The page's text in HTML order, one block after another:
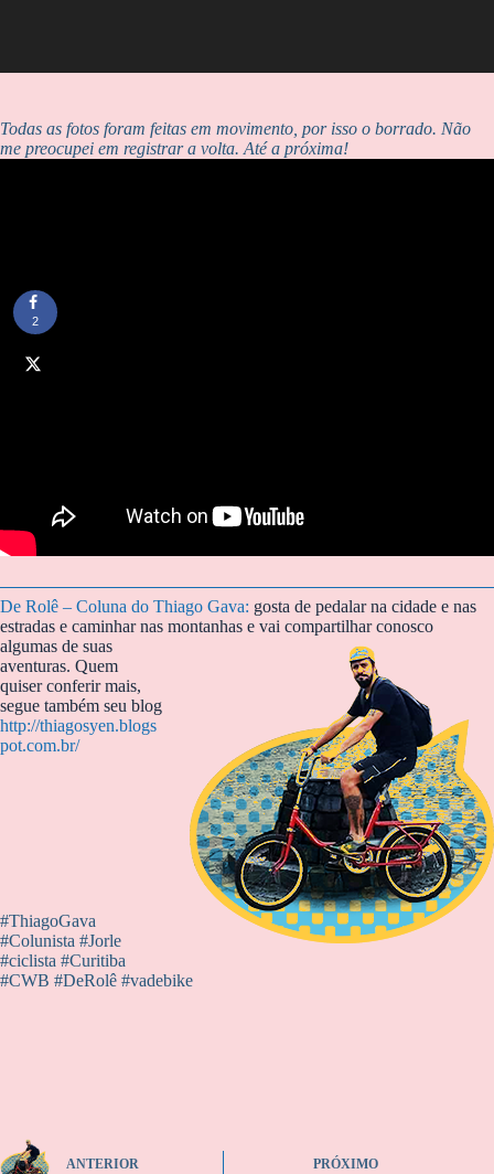
Todas as fotos foram feitas em movimento, por isso o borrado. Não
me preocupei em registrar a volta. Até a próxima!
De Rolê – Coluna do Thiago Gava: gosta de pedalar na cidade e nas
estradas e caminhar nas montanhas e vai compartilhar conosco
algumas de suas
aventuras. Quem
quiser conferir mais,
segue também seu blog
http://thiagosyen.blogs
pot.com.br/
#ThiagoGava
#Colunista #Jorle
#ciclista #Curitiba
#CWB #DeRolê #vadebike
ANTERIOR PRÓXIMO
2